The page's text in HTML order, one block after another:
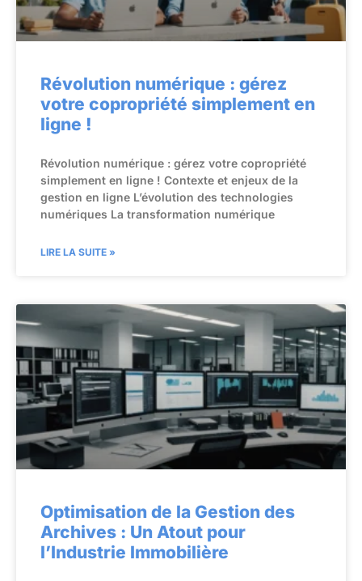
Révolution numérique : gérez
votre copropriété simplement en
ligne !
Révolution numérique : gérez votre copropriété
simplement en ligne ! Contexte et enjeux de la
gestion en ligne L’évolution des technologies
numériques La transformation numérique
LIRE LA SUITE »
Optimisation de la Gestion des
Archives : Un Atout pour
l’Industrie Immobilière